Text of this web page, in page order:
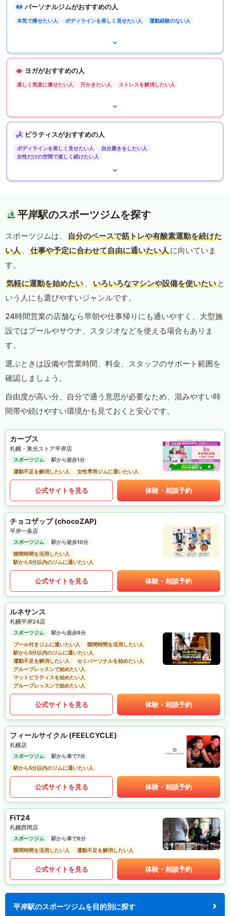
パーソナルジムがおすすめの人
本気で痩せたい人 ボディラインを美しく見せたい人 運動経験のない人
ヨガがおすすめの人
楽しく気楽に痩せたい人 汗かきたい人 ストレスを解消したい人
ピラティスがおすすめの人
ボディラインを美しく見せたい人
自分磨きをしたい人
女性だけの空間で楽しく続けたい人
平岸駅のスポーツジムを探す
スポーツジムは、
自分のペースで筋トレや有酸素運動を続けた
い人 、 仕事や予定に合わせて自由に通いたい人に向いていま
す。
気軽に運動を始めたい 、 いろいろなマシンや設備を使いたい と
いう人にも選びやすいジャンルです。
24時間営業の店舗なら早朝や仕事帰りにも通いやすく、大型施
設ではプールやサウナ、スタジオなどを使える場合もありま
す。
選ぶときは設備や営業時間、料金、スタッフのサポート範囲を
確認しましょう。
自由度が高い分、自分で通う意思が必要なため、混みやすい時
間帯や続けやすい環境かも見ておくと安心です。
カーブス
札幌・東光ストア平岸店
スポーツジム
駅から徒歩1分
運動不足を解消したい人
女性専用ジムに通いたい人
公式サイトを見る 体験・相談予約
チョコザップ (chocoZAP)
平岸一条店
スポーツジム
駅から徒歩10分
隙間時間を活用したい人
駅から5分以内のジムに通いたい人
公式サイトを見る 体験・相談予約
ルネサンス
札幌平岸24店
スポーツジム
駅から徒歩8分
プール付きジムに通いたい人
隙間時間を活用したい人
駅から5分以内のジムに通いたい人
運動不足を解消したい人
セミパーソナルを始めたい人
グループレッスンで始めたい人
マットピラティスを始めたい人
グループレッスンで始めたい人
公式サイトを見る 体験・相談予約
フィールサイクル (FEELCYCLE)
札幌店
スポーツジム
駅から車で7分
駅から5分以内のジムに通いたい人
公式サイトを見る 体験・相談予約
FiT24
札幌西岡店
スポーツジム
駅から車で6分
隙間時間を活用したい人
運動不足を解消したい人
公式サイトを見る 体験・相談予約
平岸駅のスポーツジムを目的別に探す